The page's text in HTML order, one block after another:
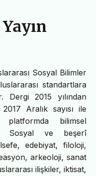
Sosyal Bilimler
standartlara
Dergi 2015 yılından
Aralık sayısı ile
bilimsel
Sosyal ve beşerî
edebiyat, filoloji,
arkeoloji, sanat
ilişkiler, iktisat,